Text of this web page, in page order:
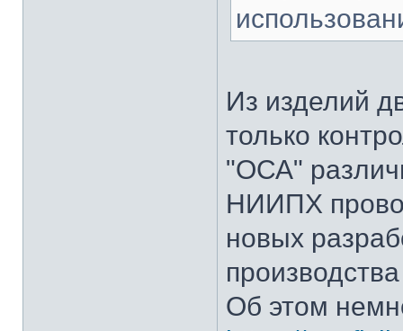
Из изделий
только
"ОСА"
НИИПХ
новых
Об этом